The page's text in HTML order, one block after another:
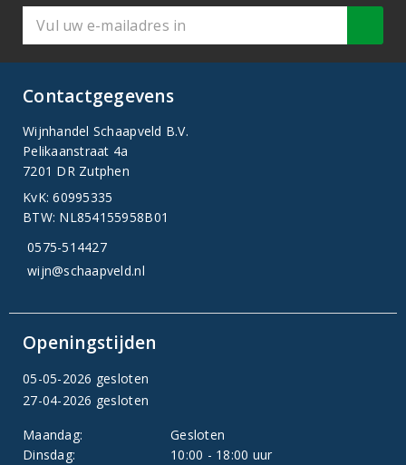
Contactgegevens
Wijnhandel Schaapveld B.V.
Pelikaanstraat 4a
7201 DR Zutphen
KvK: 60995335
BTW: NL854155958B01
0575-514427
wijn@schaapveld.nl
Openingstijden
05-05-2026 gesloten
27-04-2026 gesloten
Maandag:
Gesloten
Dinsdag:
10:00 - 18:00 uur